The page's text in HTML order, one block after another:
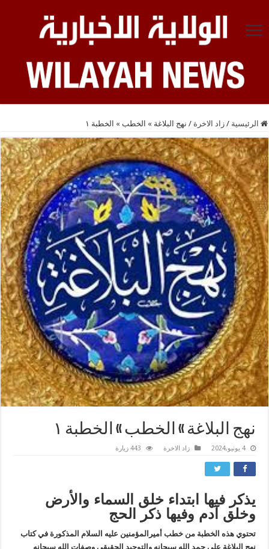
الرئيسية / زاد الاخرة / نهج البلاغة » الخطب » الخطبة ١
نهج البلاغة » الخطب » الخطبة ١
4 يونيو,2024 زاد الاخرة 443 زيارة
يذكر فيها ابتداء خلق السماء والأرض
وخلق آدم وفيها ذكر الحج
تحتوي هذه الخطبة من خطب أميرالمؤمنين عليه السلام المذكورة في كتاب
نهج البلاغة على حمد الله سبحانه والتوحيد الحقيقي وصفات الله سبحانه